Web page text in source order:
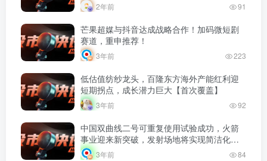
2年前 91
芒果超媒与抖音达成战略合作！加码微短剧
赛道，重申推荐！
3年前 223
低估值纺纱龙头，百隆东方海外产能红利迎
短期拐点，成长潜力巨大【首次覆盖】
3年前 92
中国双曲线二号可重复使用试验成功，火箭
事业迎来新突破，发射场地将实现简洁化和
轻量化！
3年前 84